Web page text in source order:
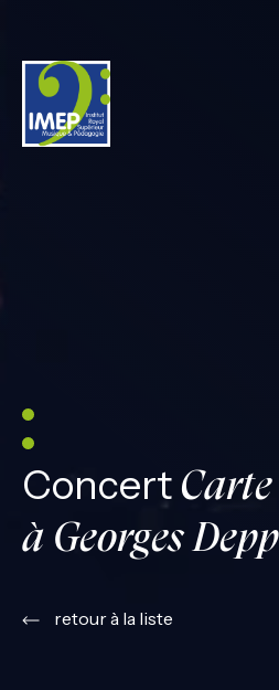
Concert
à Georges
retour à la liste